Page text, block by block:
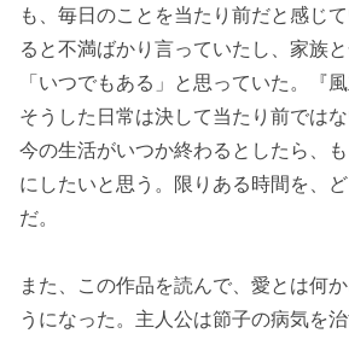
も、毎日のことを当たり前だと感じ
ると不満ばかり言っていたし、家族
「いつでもある」と思っていた。『
そうした日常は決して当たり前では
今の生活がいつか終わるとしたら、
にしたいと思う。限りある時間を、
だ。
また、この作品を読んで、愛とは何
うになった。主人公は節子の病気を治